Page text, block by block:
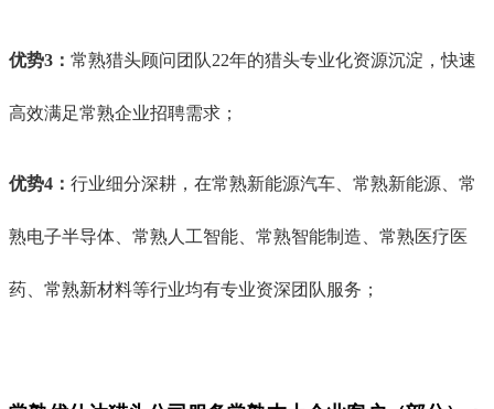
优势3： 常熟猎头顾问团队22年的猎头专业化资源沉淀，快速
高效满足常熟企业招聘需求；
优势4： 行业细分深耕，在常熟新能源汽车、常熟新能源、常
熟电子半导体、常熟人工智能、常熟智能制造、常熟医疗医
药、常熟新材料等行业均有专业资深团队服务；